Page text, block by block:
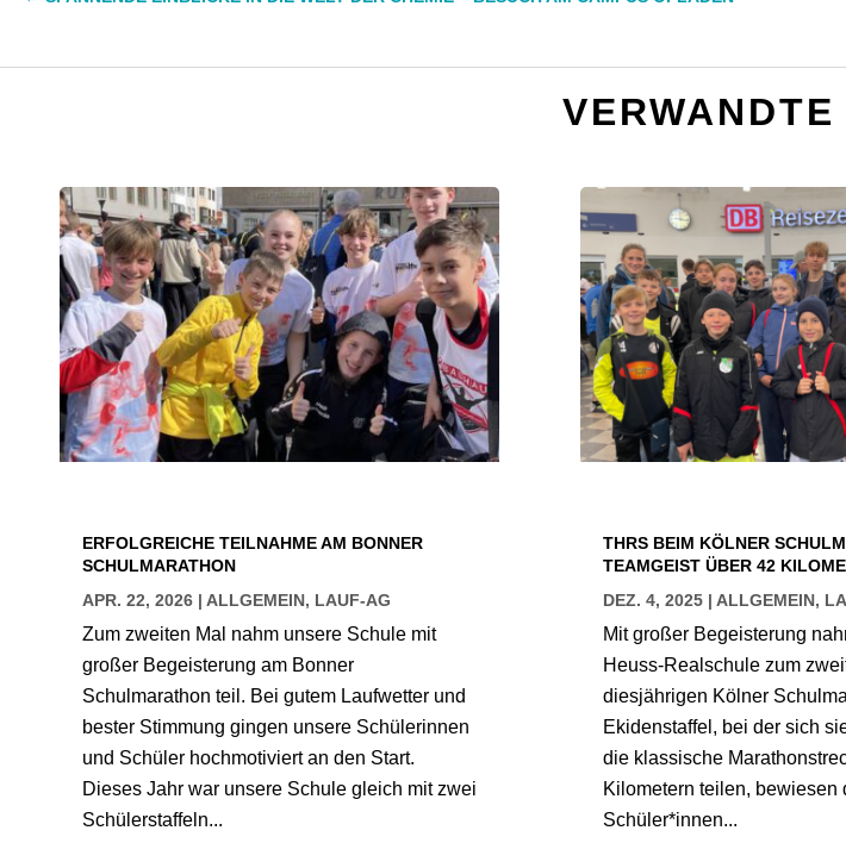
ERFOLGREICHE TEILNAHME AM BONNER
SCHULMARATHON
APR. 22, 2026 | ALLGEMEIN, LAUF-AG
Zum zweiten Mal nahm unsere Schule mit
großer Begeisterung am Bonner
Schulmarathon teil. Bei gutem Laufwetter und
bester Stimmung gingen unsere Schülerinnen
und Schüler hochmotiviert an den Start.
Dieses Jahr war unsere Schule gleich mit zwei
Schülerstaffeln...
THRS BEIM KÖLNER
TEAMGEIST ÜBER 42
DEZ. 4, 2025 | ALLGEMEIN,
Mit großer Begeisterung
Heuss-Realschule zum
diesjährigen Kölner
Ekidenstaffel, bei der sich
die klassische
Kilometern teilen, bewiesen
Schüler*innen...